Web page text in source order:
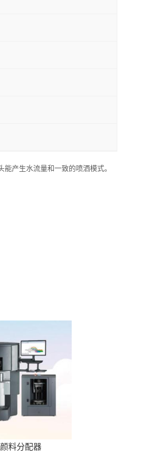
产生水流量和一致的喷洒模式。
料分配器